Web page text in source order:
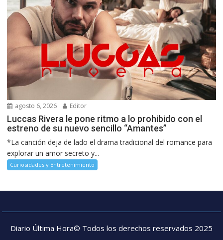
agosto 6, 2026 Editor
Luccas Rivera le pone ritmo a lo prohibido con el
estreno de su nuevo sencillo “Amantes”
*La canción deja de lado el drama tradicional del romance para
explorar un amor secreto y...
Curiosidades y Entretenimiento
Diario Última Hora© Todos los derechos reservados 2025